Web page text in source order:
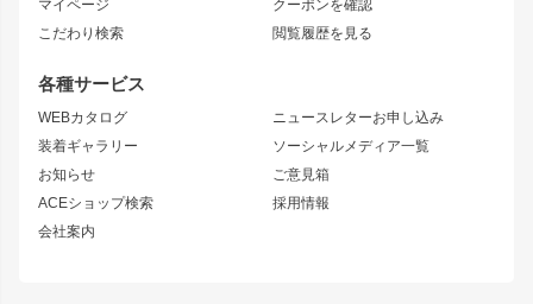
マイページ
こだわり検索
クーポンを確認
閲覧履歴を見る
各種サービス
WEBカタログ
装着ギャラリー
お知らせ
ACEショップ検索
会社案内
ニュースレターお申し込み
ソーシャルメディア一覧
ご意見箱
採用情報
S15 シルビア
S14 シルビア 後期
S13 シルビア
180SX
シルエイティ
ワンビア
ローレル
セフィーロ
キャラバン
スズキ
リアウイング
ジムニーパーツ
ホイール
MUD-S7
MUD-SR7
まつど家 鉄漢